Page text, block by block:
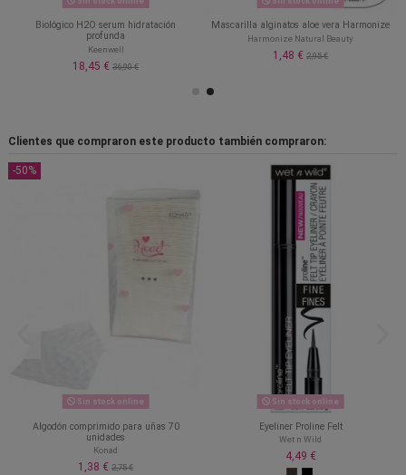
Biológico H2O serum hidratación
profunda
Keenwell
18,45 € 36,90 €
Mascarilla alginatos aloe vera Harmonize
Harmonize Natural Beauty
1,48 € 2,95 €
Clientes que compraron este producto también compraron:
-50%
Sin stock online
Algodón comprimido para uñas 70
unidades
Konad
1,38 € 2,75 €
Sin stock online
Eyeliner Proline Felt
Wet n Wild
4,49 €